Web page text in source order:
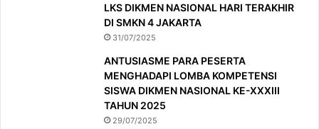
LKS DIKMEN NASIONAL HARI TERAKHIR
DI SMKN 4 JAKARTA
31/07/2025
ANTUSIASME PARA PESERTA
MENGHADAPI LOMBA KOMPETENSI
SISWA DIKMEN NASIONAL KE-XXXIII
TAHUN 2025
29/07/2025